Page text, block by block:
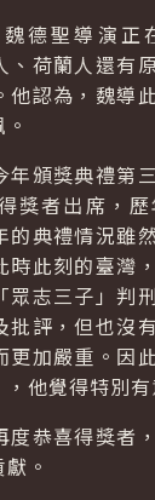
德聖導演正
、荷蘭人還有
他認為，魏導
年頒獎典禮第
獎者出席，
的典禮情況雖
時此刻的臺灣
眾志三子」判
評，但也沒
更加嚴重。因
，他覺得特別有
度恭喜得獎者
。